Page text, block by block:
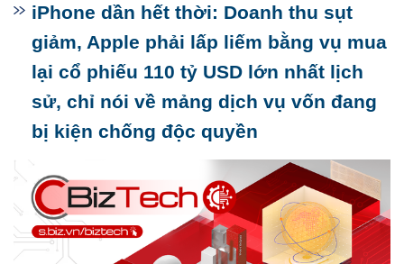
iPhone dần hết thời: Doanh thu sụt
giảm, Apple phải lấp liếm bằng vụ mua
lại cổ phiếu 110 tỷ USD lớn nhất lịch
sử, chỉ nói về mảng dịch vụ vốn đang
bị kiện chống độc quyền